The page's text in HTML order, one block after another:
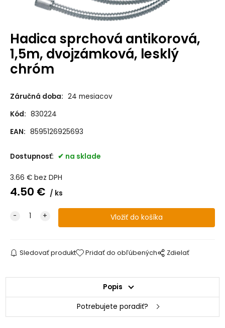
Hadica sprchová antikorová,
1,5m, dvojzámková, lesklý
chróm
Záručná doba: 24 mesiacov
Kód: 830224
EAN: 8595126925693
Dostupnosť: na sklade
3.66 € bez DPH
4.50 € ks
Sledovať produkt Pridať do obľúbených Zdielať
Popis
Potrebujete poradiť?